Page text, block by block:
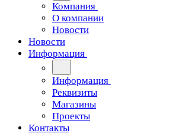
Компания
О компании
Новости
Новости
Информация
Информация
Реквизиты
Магазины
Проекты
Контакты